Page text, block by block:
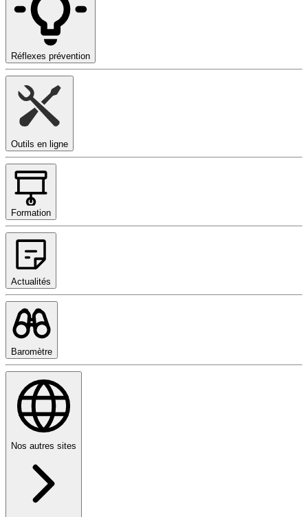
Réflexes prévention
Outils en ligne
Formation
Actualités
Baromètre
Nos autres sites